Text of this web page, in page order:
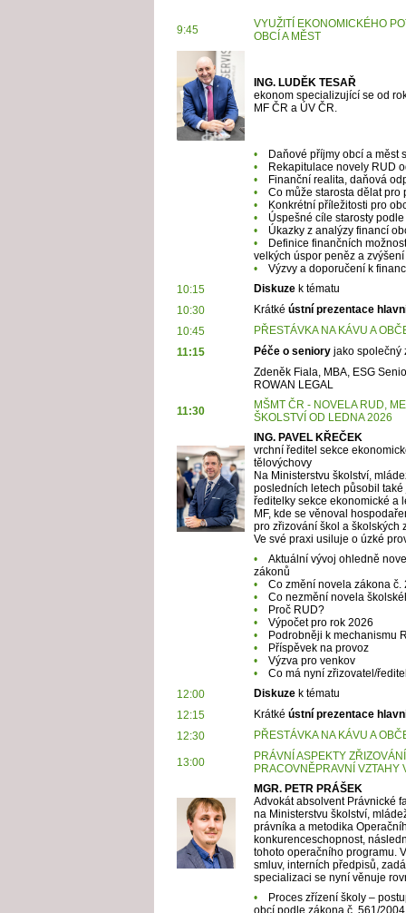
9:45
VYUŽITÍ EKONOMICKÉHO
OBCÍ A MĚST
ING. LUDĚK TESAŘ
ekonom specializující se od
MF ČR a ÚV ČR.
•
Daňové příjmy obcí a měst
•
Rekapitulace novely RUD
•
Finanční realita, daňová
•
Co může starosta dělat pro
•
Konkrétní příležitosti pro
•
Úspešné cíle starosty podle
•
Úkazky z analýzy financí
• Definice finančních
velkých úspor peněz a
• Výzvy a doporučení k
10:15
Diskuzek tématu
10:30
Krátké ústní prezentace
10:45
PŘESTÁVKA NA KÁVU A
11:15
Péče o senioryjako společný
Zdeněk Fiala, MBA, ESG
ROWAN LEGAL
11:30
MŠMT ČR - NOVELA RUD,
ŠKOLSTVÍ OD LEDNA 2026
ING. PAVEL KŘEČEK
vrchní ředitel sekce
tělovýchovy
Na Ministerstvu školství,
posledních letech působil
ředitelky sekce ekonomické a
MF, kde se věnoval
pro zřizování škol a školských
Ve své praxi usiluje o úzké
•
Aktuální vývoj ohledně
zákonů
•
Co změní novela zákona č.
•
Co nezmění novela
•
Proč RUD?
•
Výpočet pro rok 2026
•
Podrobněji k mechanismu
•
Příspěvek na provoz
•
Výzva pro venkov
•
Co má nyní zřizovatel/
12:00
Diskuzek tématu
12:15
Krátké ústní prezentace
12:30
PŘESTÁVKA NA KÁVU A
13:00 PRÁVNÍ ASPEKTY
PRACOVNĚPRAVNÍ VZTAHY
MGR. PETR PRÁŠEK
Advokát absolvent Právnické
na Ministerstvu školství,
právníka a metodika
konkurenceschopnost,
tohoto operačního programu.
smluv, interních předpisů,
specializaci se nyní věnuje
•
Proces zřízení školy –
obcí podle zákona č. 561/